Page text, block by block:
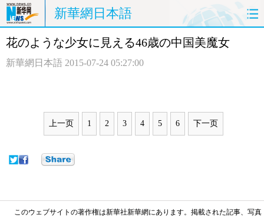
新華網日本語
ホームページ 政治 経済
中日対訳
花のような少女に見える46歳の中国美魔女
新華網日本語 2015-07-24 05:27:00
上一页 1 2 3 4 5 6 下一页
このウェブサイトの著作権は新華社新華網にあります。掲載された記事、写真